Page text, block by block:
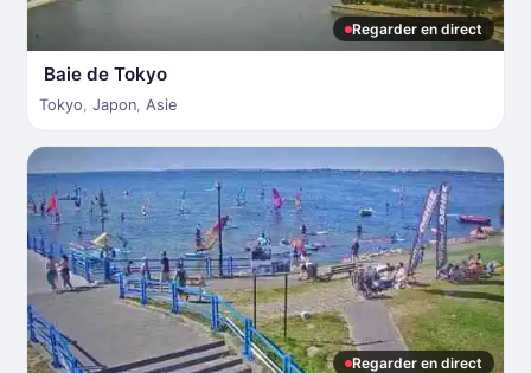
Regarder en direct
Baie de Tokyo
Tokyo, Japon, Asie
Regarder en direct